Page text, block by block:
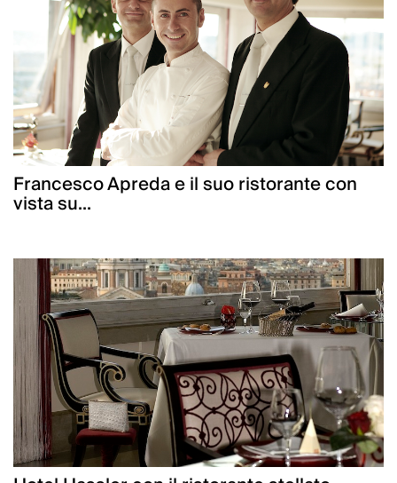
Francesco Apreda e il suo ristorante con
vista su...